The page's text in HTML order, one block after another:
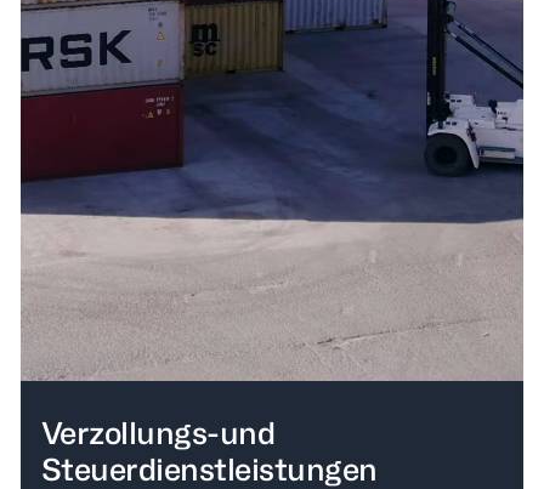
Verzollungs-und
Steuerdienstleistungen